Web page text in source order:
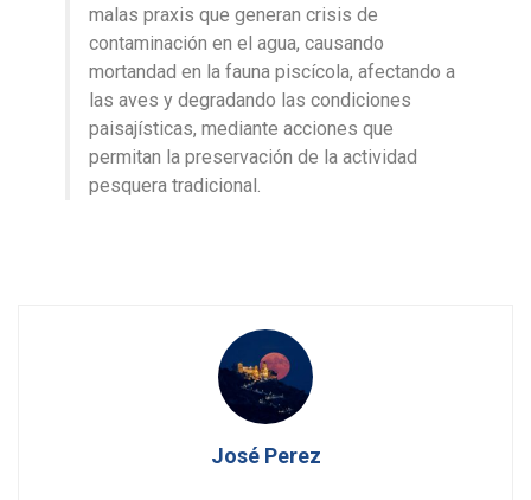
malas praxis que generan crisis de
contaminación en el agua, causando
mortandad en la fauna piscícola, afectando a
las aves y degradando las condiciones
paisajísticas, mediante acciones que
permitan la preservación de la actividad
pesquera tradicional.
José Perez